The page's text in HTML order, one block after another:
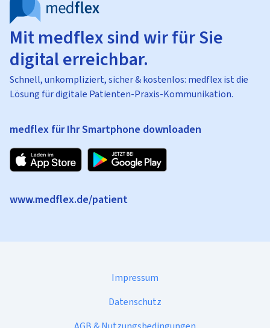
Mit medflex sind wir für Sie
digital erreichbar.
Schnell, unkompliziert, sicher & kostenlos: medflex ist die
Lösung für digitale Patienten-Praxis-Kommunikation.
medflex für Ihr Smartphone downloaden
www.medflex.de/patient
Impressum
Datenschutz